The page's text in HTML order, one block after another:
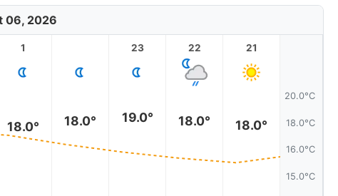
06, 2026
20.0°C
18.0°C
16.0°C
15.0°C
21
18.0°
22
18.0°
23
19.0°
18.0°
1
18.0°